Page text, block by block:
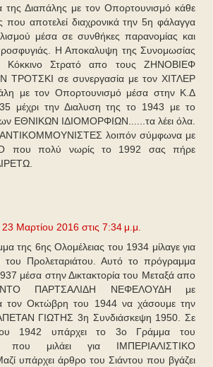
της Διαπάλης με τον Οπορτουνισμό κάθε
που αποτελεί διαχρονικά την 5η φάλαγγα
μέσα σε συνθήκες παρανομίας και
Η Αποκαλυψη της Συνομωσίας
Κόκκινο Στρατό απο τους ΖΗΝΟΒΙΕΦ
ΤΡΟΤΣΚΙ σε συνεργασία με τον ΧΙΤΛΕΡ
με τον Οπορτουνισμό μέσα στην Κ.Δ
μέχρι την Διαλυση της το 1943 με το
ΕΘΝΙΚΩΝ ΙΔΙΟΜΟΡΦΙΩΝ......τα λέει όλα.
ΑΝΤΙΚΟΜΜΟΥΝΙΣΤΕΣ λοιπόν σύμφωνα με
που πολύ νωρίς το 1992 σας πήρε
23 Μαρτίου 2016 στις 7:34 μ.μ.
της 6ης Ολομέλειας του 1934 μίλαγε για
του Προλεταριάτου. Αυτό το πρόγραμμα
μέσα στην Δικτακτορία του Μεταξά απο
ΠΑΡΤΣΑΛΙΔΗ ΝΕΦΕΛΟΥΔΗ με
τον Οκτώβρη του 1944 να χάσουμε την
ΓΙΩΤΗΣ 3η Συνδιάσκεψη 1950. Σε
1942 υπάρχει το 3ο Γράμμα του
που μιλάει για ΙΜΠΕΡΙΑΛΙΣΤΙΚΟ
υπάρχει άρθρο του Σιάντου που βγάζει